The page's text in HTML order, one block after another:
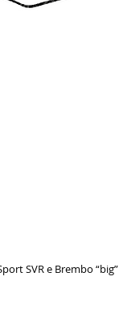
SVR e Brembo “big”